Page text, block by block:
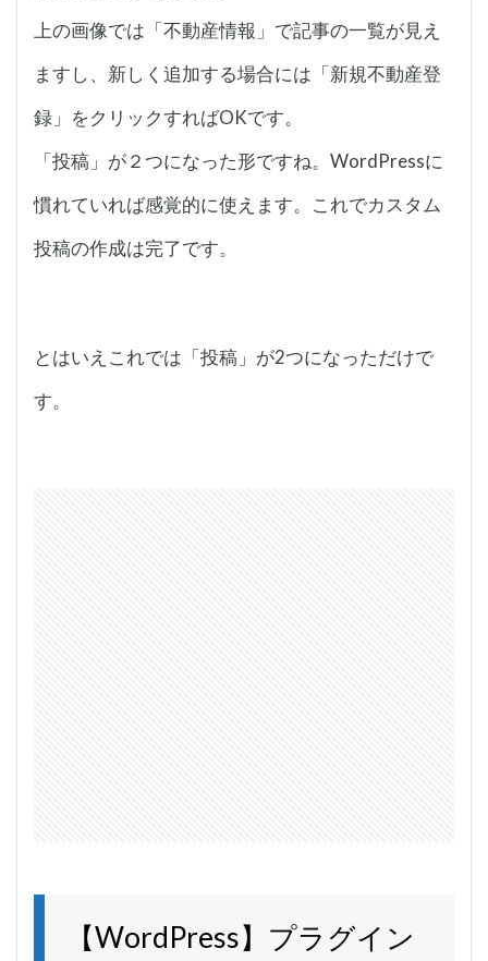
上の画像では「不動産情報」で記事の一覧が見え
ますし、新しく追加する場合には「新規不動産登
録」をクリックすればOKです。
「投稿」が２つになった形ですね。WordPressに
慣れていれば感覚的に使えます。これでカスタム
投稿の作成は完了です。
とはいえこれでは「投稿」が2つになっただけで
す。
【WordPress】プラグイン